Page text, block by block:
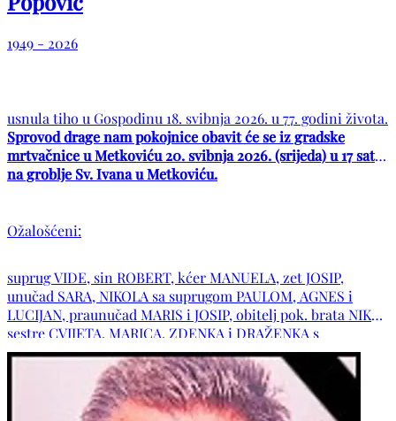
1949 - 2026
usnula tiho u Gospodinu 18. svibnja 2026. u 77. godini života.
Sprovod drage nam pokojnice obavit će se iz gradske
mrtvačnice u Metkoviću 20. svibnja 2026. (srijeda) u 17 sati
na groblje Sv. Ivana u Metkoviću.
Ožalošćeni:
suprug VIDE, sin ROBERT, kćer MANUELA, zet JOSIP,
unučad SARA, NIKOLA sa suprugom PAULOM, AGNES i
LUCIJAN, praunučad MARIS i JOSIP, obitelj pok. brata NIKE,
sestre CVIJETA, MARICA, ZDENKA i DRAŽENKA s
obiteljima, djeverovi NIKOLA, SLAVKO i JAKOV s obiteljima,
zaova BOŽICA s obitelji, obitelji LAZAREVIĆ, POPOVIĆ,
ĆELIĆ, BRAJKOVIĆ, RAGUŽ, UTOVAC, REBAC, KATIĆ i
BUNTIĆ te ostala mnogobrojna rodbina i prijatelji. POKOJ